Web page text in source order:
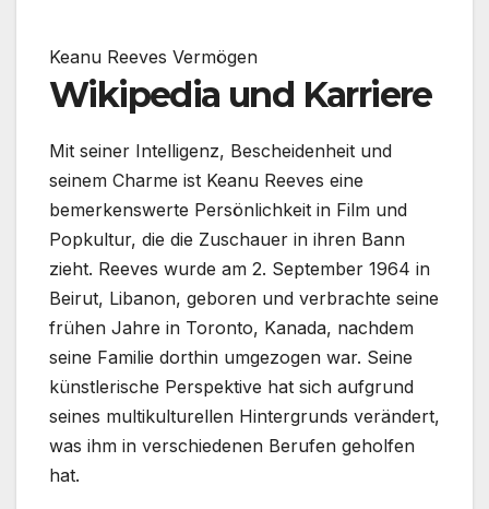
Keanu Reeves Vermögen
Wikipedia und Karriere
Mit seiner Intelligenz, Bescheidenheit und
seinem Charme ist Keanu Reeves eine
bemerkenswerte Persönlichkeit in Film und
Popkultur, die die Zuschauer in ihren Bann
zieht. Reeves wurde am 2. September 1964 in
Beirut, Libanon, geboren und verbrachte seine
frühen Jahre in Toronto, Kanada, nachdem
seine Familie dorthin umgezogen war. Seine
künstlerische Perspektive hat sich aufgrund
seines multikulturellen Hintergrunds verändert,
was ihm in verschiedenen Berufen geholfen
hat.